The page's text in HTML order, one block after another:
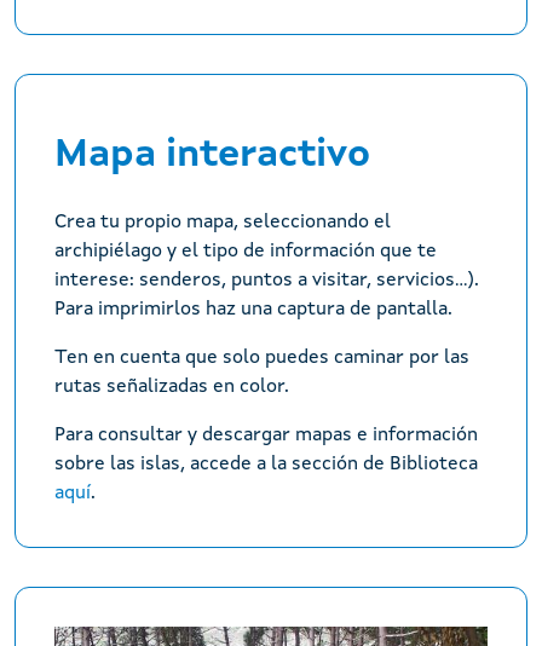
Mapa interactivo
Crea tu propio mapa, seleccionando el
archipiélago y el tipo de información que te
interese: senderos, puntos a visitar, servicios...).
Para imprimirlos haz una captura de pantalla.
Ten en cuenta que solo puedes caminar por las
rutas señalizadas en color.
Para consultar y descargar mapas e información
sobre las islas, accede a la sección de Biblioteca
aquí.